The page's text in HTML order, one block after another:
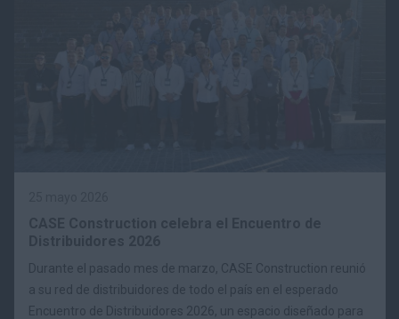
Durante el pasado mes de marzo, CASE Construction reunió
a su red de distribuidores de todo el país en el esperado
Encuentro de Distribuidores 2026, un espacio diseñado para